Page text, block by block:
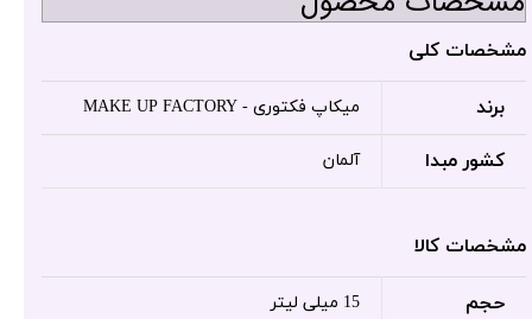
مشخصات کلی
برند میکاپ فکتوری - MAKE UP FACTORY
کشور مبدا آلمان
مشخصات کالا
حجم 15 میلی لیتر